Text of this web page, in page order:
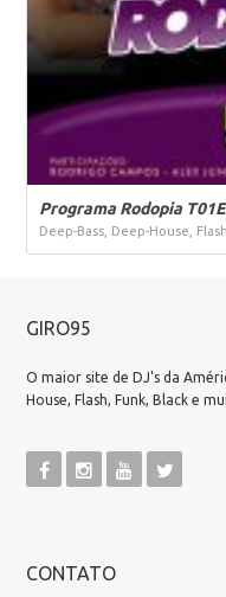
Programa Rodopia
Deep-Bass, Deep-House,
GIRO95
O maior site de DJ's da
House, Flash, Funk, Black e
CONTATO